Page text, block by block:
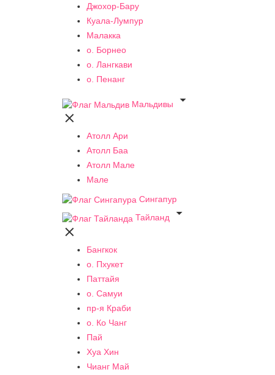
Джохор-Бару
Куала-Лумпур
Малакка
о. Борнео
о. Лангкави
о. Пенанг
Мальдивы


Атолл Ари
Атолл Баа
Атолл Мале
Мале
Сингапур
Тайланд


Бангкок
о. Пхукет
Паттайя
о. Самуи
пр-я Краби
о. Ко Чанг
Пай
Хуа Хин
Чианг Май